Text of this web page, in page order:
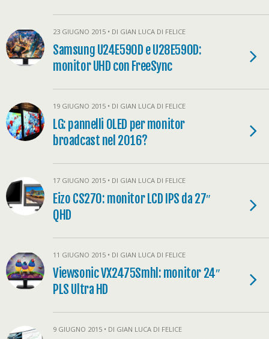
23 GIUGNO 2015 • DI GIAN LUCA DI FELICE
Samsung U24E590D e U28E590D:
monitor UHD con FreeSync
19 GIUGNO 2015 • DI GIAN LUCA DI FELICE
LG: pannelli OLED per monitor
broadcast nel 2016?
17 GIUGNO 2015 • DI GIAN LUCA DI FELICE
Eizo CS270: monitor LCD IPS da 27″
QHD
11 GIUGNO 2015 • DI GIAN LUCA DI FELICE
Viewsonic VX2475Smhl: monitor 24″
PLS Ultra HD
9 GIUGNO 2015 • DI GIAN LUCA DI FELICE